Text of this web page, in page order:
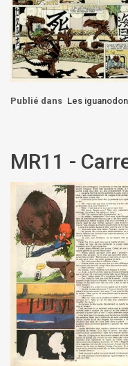
Publié dans Les
MR11 -